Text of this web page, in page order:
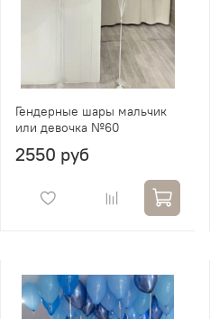
Гендерные шары мальчик
или девочка №60
2550 руб